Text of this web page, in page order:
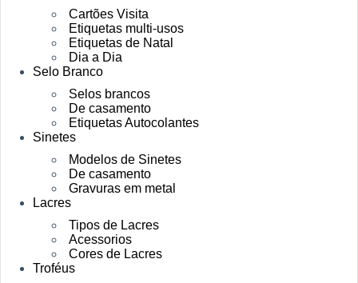
Cartões Visita
Etiquetas multi-usos
Etiquetas de Natal
Dia a Dia
Selo Branco
Selos brancos
De casamento
Etiquetas Autocolantes
Sinetes
Modelos de Sinetes
De casamento
Gravuras em metal
Lacres
Tipos de Lacres
Acessorios
Cores de Lacres
Troféus